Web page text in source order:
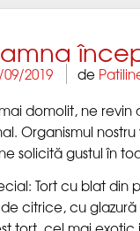
de
domolit, ne revin
Organismul
Tort cu blat
citrice, cu